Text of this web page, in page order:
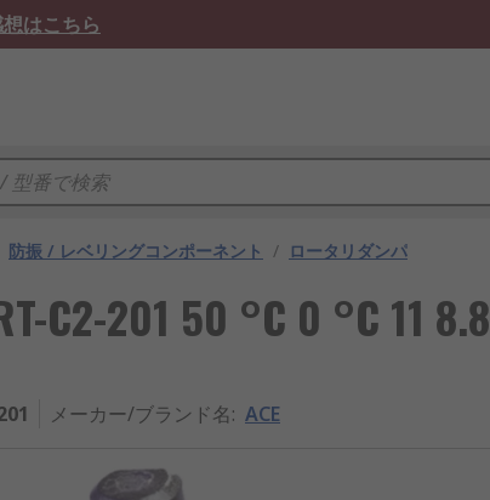
はこちら
防振 / レベリングコンポーネント / ロータリダンパ
C2-201 50 °C 0 °C 11 8.8
メーカー/ブランド名: ACE